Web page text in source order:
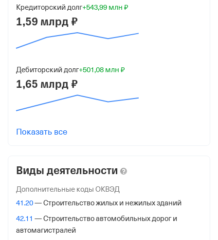
ИНН
9717095281
1207700364244
КПП
Налоговая
Межрайонная Инспекция Федеральной Налоговой
Адрес налоговой
144000,Россия,Московская Обл, Электросталь гор.,
Кредиторский долг+543,99 млн ₽
1,59 млрд ₽
Дебиторский долг+501,08 млн ₽
1,65 млрд ₽
Показать все
Виды деятельности
Дополнительные коды ОКВЭД
41.20— Строительство жилых и нежилых зданий
42.11 — Строительство автомобильных дорог и
автомагистралей